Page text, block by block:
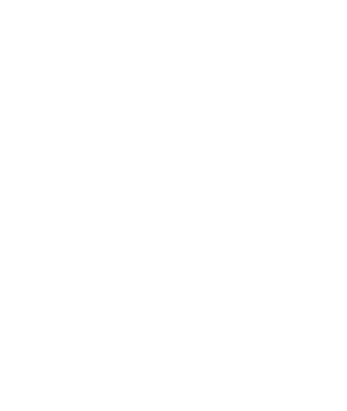
szczegóły